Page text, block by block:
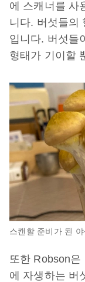
에 스캐너를 사
니다. 버섯들의
입니다. 버섯들
형태가 기이할
스캔할 준비가 된
또한 Robson은
에 자생하는 버